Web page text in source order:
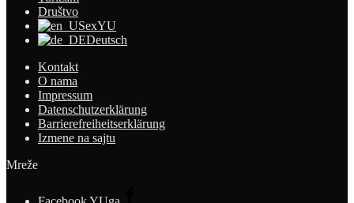
Društvo
exYU
Deutsch
Kontakt
O nama
Impressum
Datenschutzerklärung
Barrierefreiheitserklärung
Izmene na sajtu
Mreže